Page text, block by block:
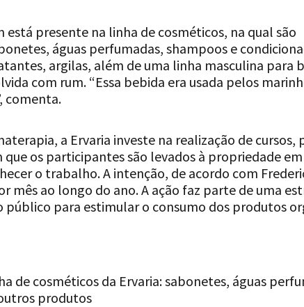
está presente na linha de cosméticos, na qual são
águas perfumadas, shampoos e
argilas, além de uma linha masculina para
com rum. “Essa bebida era usada pelos
comenta.
a Ervaria investe na realização de cursos,
que os participantes são levados à propriedade em
o trabalho. A intenção, de acordo com
mês ao longo do ano. A ação faz parte de uma
público para estimular o consumo dos produtos
de cosméticos da Ervaria: sabonetes, águas
produtos